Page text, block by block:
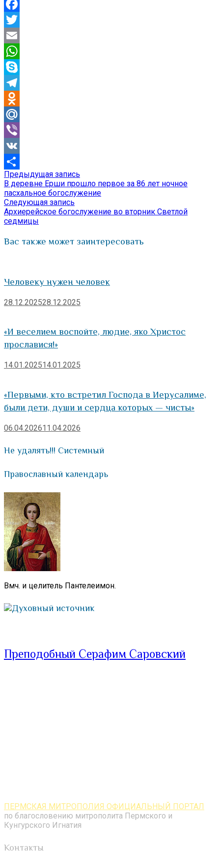
Facebook
Twitter
Email
WhatsApp
Skype
Telegram
Odnoklassniki
Mail.Ru
Viber
VK
Отправить
Навигация
по
записям
Предыдущая запись
запись:
В деревне Ерши прошло первое за 86 лет ночное
пасхальное богослужение
Следующая запись
запись:
Архиерейское богослужение во вторник Светлой
седмицы
Вас также может заинтересовать
Человеку нужен человек
28.12.202528.12.2025
«И веселием воспойте, людие, яко Христос
прославися!»
14.01.202514.01.2025
«Первыми, кто встретил Господа в Иерусалиме,
были дети, души и сердца которых — чисты»
06.04.202611.04.2026
Не удалять!!! Системный
Православный календарь
Вмч. и целитель Пантелеимон.
Духовный источник
Преподобный Серафим Саровский
ПЕРМСКАЯ МИТРОПОЛИЯ ОФИЦИАЛЬНЫЙ ПОРТАЛ
по благословению митрополита Пермского и
Кунгурского Игнатия
Контакты